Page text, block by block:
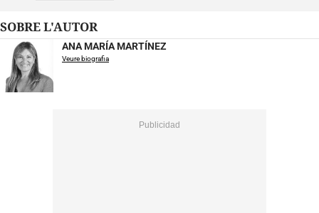
SOBRE L'AUTOR
ANA MARÍA MARTÍNEZ
Veure biografia